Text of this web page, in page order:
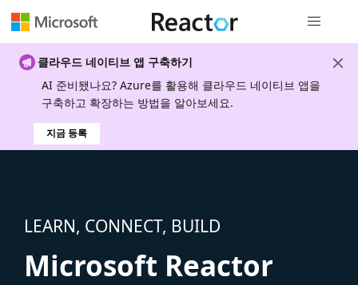
클라우드 네이티브 앱 구축하기
AI 준비됐나요? Azure를 활용해 클라우드 네이티브 앱을
구축하고 확장하는 방법을 알아보세요.
지금 등록
LEARN, CONNECT, BUILD
Microsoft Reactor